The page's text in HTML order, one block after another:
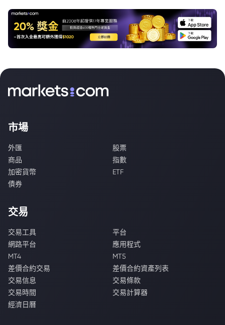
市場
外匯
股票
商品
指數
加密貨幣
ETF
債券
交易
交易工具
平台
網路平台
應用程式
MT4
MT5
差價合約交易
差價合約資產列表
交易信息
交易條款
交易時間
交易計算器
經濟日曆